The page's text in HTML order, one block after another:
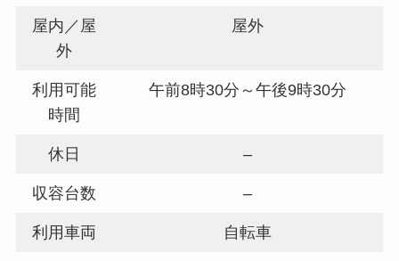
屋内／屋
外
屋外
利用可能
時間
午前8時30分～午後9時30分
休日 –
収容台数 –
利用車両 自転車